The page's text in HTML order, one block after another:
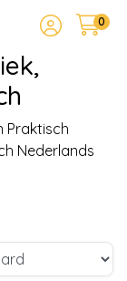
0
Praktisch
Nederlands